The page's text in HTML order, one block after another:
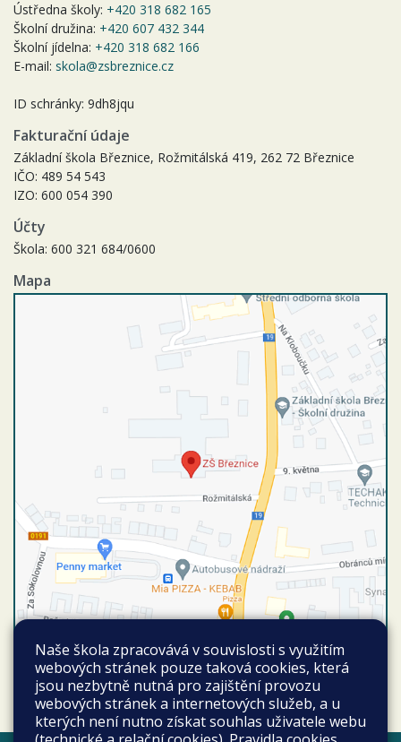
Ústředna školy: +420 318 682 165
Školní družina: +420 607 432 344
Školní jídelna: +420 318 682 166
E-mail: skola@zsbreznice.cz
ID schránky: 9dh8jqu
Fakturační údaje
Základní škola Březnice, Rožmitálská 419, 262 72 Březnice
IČO: 489 54 543
IZO: 600 054 390
Účty
Škola: 600 321 684/0600
Mapa
Autobusové spojení
Březnice autobusová stanice
Vyhledat spojení
Naše škola zpracovává v souvislosti s využitím
webových stránek pouze taková cookies, která
jsou nezbytně nutná pro zajištění provozu
webových stránek a internetových služeb, a u
kterých není nutno získat souhlas uživatele webu